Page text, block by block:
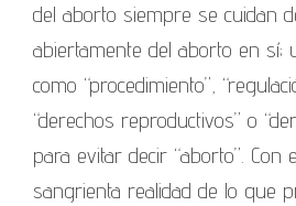
del aborto siempre se cuidan
abiertamente del aborto en sí;
como “procedimiento”,
“derechos reproductivos” o
para evitar decir “aborto”. Con
sangrienta realidad de lo que